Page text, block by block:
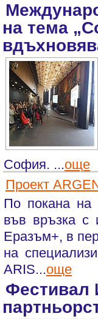
на тема
София. ...още
Проект
По покана на
във връзка с
Еразъм+, в
на
ARIS...още
Фестивал